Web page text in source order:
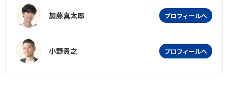
加藤真太郎 プロフィールへ
小野貴之 プロフィールへ